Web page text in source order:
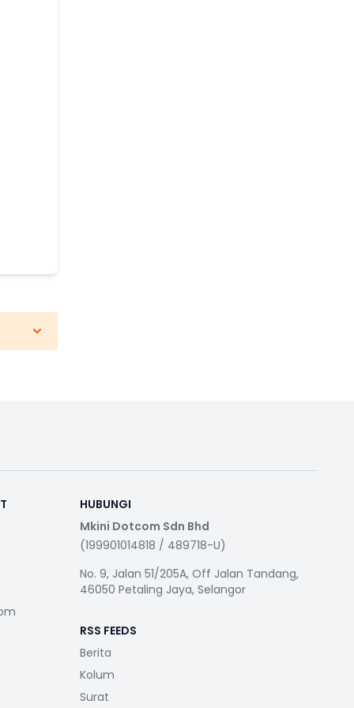
HUBUNGI
Mkini Dotcom Sdn Bhd
(199901014818 / 489718-U)
No. 9, Jalan 51/205A, Off Jalan Tandang,
46050 Petaling Jaya, Selangor
RSS FEEDS
Berita
Kolum
Surat